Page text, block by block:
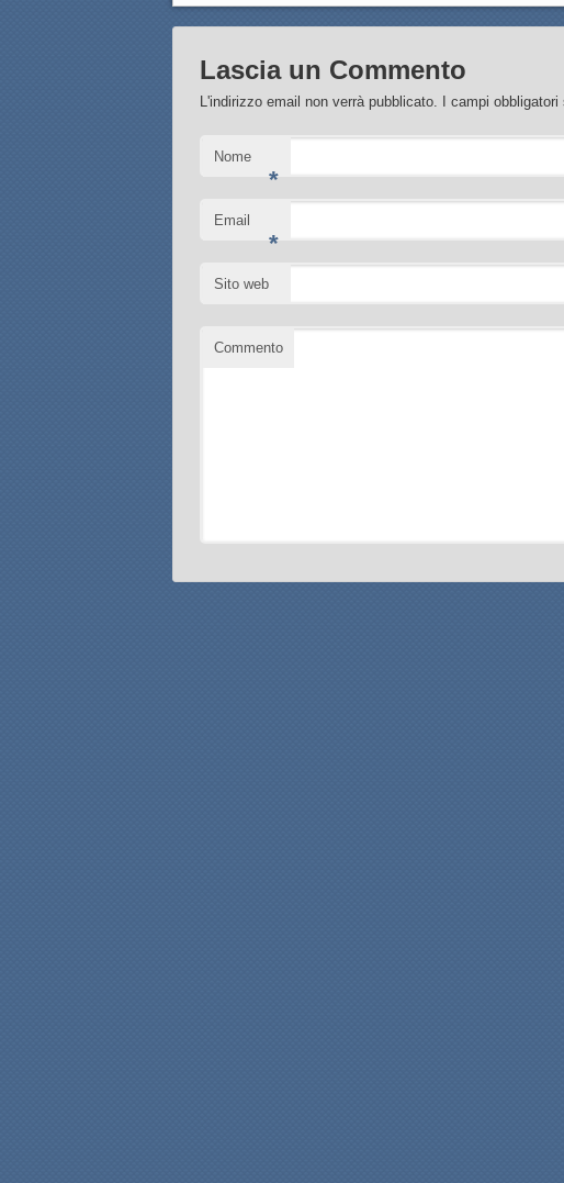
Lascia un Commento
L'indirizzo email non verrà pubblicato. I campi
Nome
*
Email
*
Sito web
Commento